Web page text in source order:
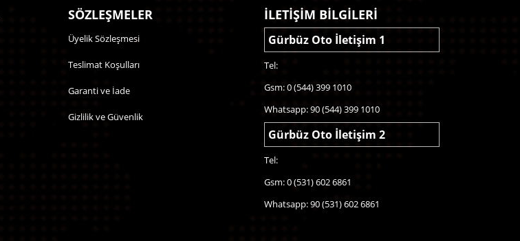
SÖZLEŞMELER
Üyelik Sözleşmesi
Teslimat Koşulları
Garanti ve İade
Gizlilik ve Güvenlik
İLETİŞİM BİLGİLERİ
Gürbüz Oto İletişim 1
Tel:
Gsm: 0 (544) 399 1010
Whatsapp: 90 (544) 399 1010
Gürbüz Oto İletişim 2
Tel:
Gsm: 0 (531) 602 6861
Whatsapp: 90 (531) 602 6861